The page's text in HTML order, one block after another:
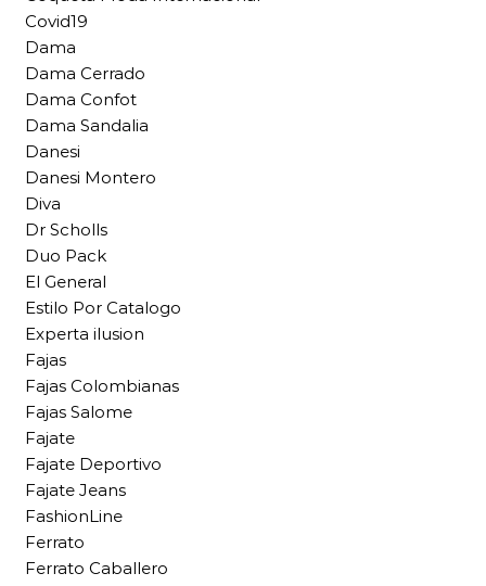
Covid19
Dama
Dama Cerrado
Dama Confot
Dama Sandalia
Danesi
Danesi Montero
Diva
Dr Scholls
Duo Pack
El General
Estilo Por Catalogo
Experta ilusion
Fajas
Fajas Colombianas
Fajas Salome
Fajate
Fajate Deportivo
Fajate Jeans
FashionLine
Ferrato
Ferrato Caballero